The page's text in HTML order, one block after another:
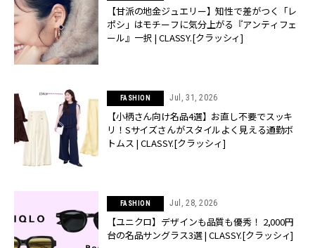
【甘派の地金ジュエリー】知性で差がつく「レ
ポシ」はモチーフに気分上がる『アンティフェ
ール』一択 | CLASSY.[クラッシィ]
FASHION Jul, 31, 2026
【小柄さん向け名品4選】お直し不要でスッキ
リ！Sサイズさんがスタイルよく見える通勤ボ
トムス | CLASSY.[クラッシィ]
FASHION Jul, 28, 2026
【ユニクロ】デザインも品質も優秀！ 2,000円
台の名品サングラス3選 | CLASSY.[クラッシィ]